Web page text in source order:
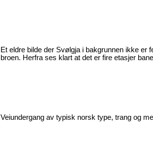
Et eldre bilde der Svølgja i bakgrunnen ikke er
broen. Herfra ses klart at det er fire etasjer
Veiundergang av typisk norsk type, trang og